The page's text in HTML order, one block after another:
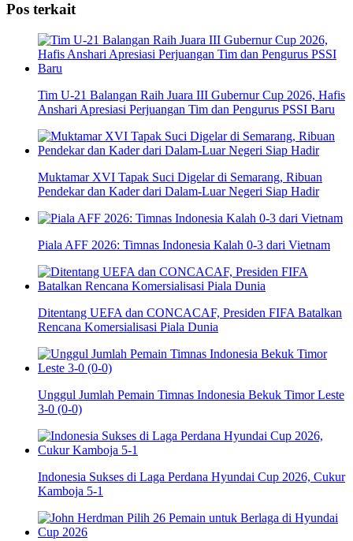
Pos terkait
Tim U-21 Balangan Raih Juara III Gubernur Cup 2026, Hafis
Anshari Apresiasi Perjuangan Tim dan Pengurus PSSI Baru
Muktamar XVI Tapak Suci Digelar di Semarang, Ribuan
Pendekar dan Kader dari Dalam-Luar Negeri Siap Hadir
Piala AFF 2026: Timnas Indonesia Kalah 0-3 dari Vietnam
Ditentang UEFA dan CONCACAF, Presiden FIFA Batalkan
Rencana Komersialisasi Piala Dunia
Unggul Jumlah Pemain Timnas Indonesia Bekuk Timor Leste
3-0 (0-0)
Indonesia Sukses di Laga Perdana Hyundai Cup 2026, Cukur
Kamboja 5-1